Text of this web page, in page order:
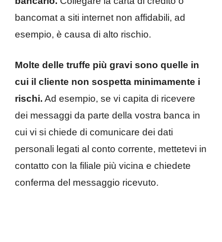
bancomat a siti internet non affidabili, ad
esempio, è causa di alto rischio.
Molte delle truffe più gravi sono quelle in
cui il cliente non sospetta minimamente i
rischi. Ad esempio, se vi capita di ricevere
dei messaggi da parte della vostra banca in
cui vi si chiede di comunicare dei dati
personali legati al conto corrente, mettetevi in
contatto con la filiale più vicina e chiedete
conferma del messaggio ricevuto.